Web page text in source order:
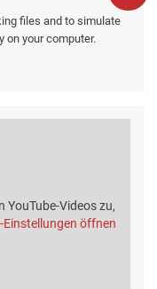
files and to simulate
on your computer.
YouTube-Videos zu,
Einstellungen öffnen